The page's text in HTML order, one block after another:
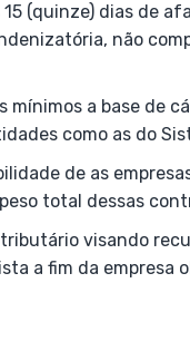
(quinze) dias de
não
mínimos a base de
como as do
de as
total dessas
visando
a fim da empresa